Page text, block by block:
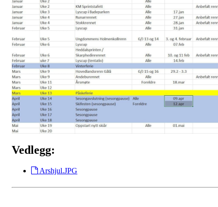
Vedlegg:
Arshjul.JPG